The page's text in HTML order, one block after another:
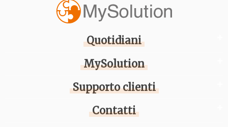
Quotidiani
MySolution
Supporto clienti
Contatti